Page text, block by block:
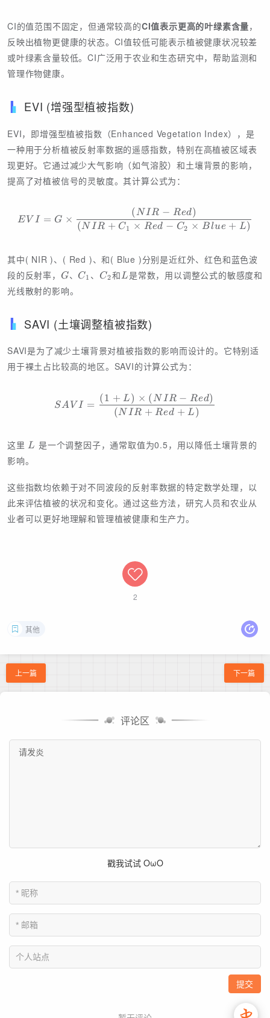
CI的值范围不固定，但通常较高的CI值表示更高的叶绿素含量，
反映出植物更健康的状态。CI值较低可能表示植被健康状况较差
或叶绿素含量较低。CI广泛用于农业和生态研究中，帮助监测和
管理作物健康。
EVI (增强型植被指数)
EVI，即增强型植被指数（Enhanced Vegetation Index），是
一种用于分析植被反射率数据的遥感指数，特别在高植被区域表
现更好。它通过减少大气影响（如气溶胶）和土壤背景的影响，
提高了对植被信号的灵敏度。其计算公式为：
EVI = G \times
EV I = G ×
(N IR + C1 × Red − C2 × Blue + L)
(N IR − Red)
其中( NIR )、( Red )、和( Blue )分别是近红外、红色和蓝色波
段的反射率， G
G、 C
C1 、 C
C2和 L
L是常数，用以调整公式的敏感度和
光线散射的影响。
SAVI (土壤调整植被指数)
SAVI是为了减少土壤背景对植被指数的影响而设计的。它特别适
用于裸土占比较高的地区。SAVI的计算公式为：
SAVI = \frac{(1 + L)
SAV I =
(N IR + Red + L)
(1 + L) × (N IR − Red)
这里L
L 是一个调整因子，通常取值为0.5，用以降低土壤背景的
影响。
这些指数均依赖于对不同波段的反射率数据的特定数学处理，以
此来评估植被的状况和变化。通过这些方法，研究人员和农业从
业者可以更好地理解和管理植被健康和生产力。
2
其他
上一篇 下一篇
评论区